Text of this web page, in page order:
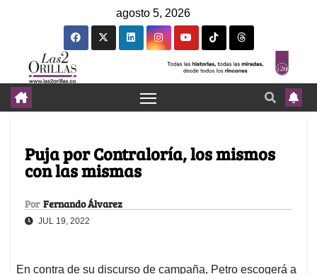
agosto 5, 2026
Puja por Contraloría, los mismos
con las mismas
Por Fernando Álvarez
JUL 19, 2022
En contra de su discurso de campaña, Petro escogerá a